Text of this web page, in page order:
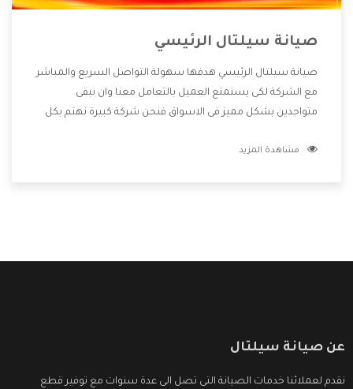
صيانة سيلتال الرئيسي
صيانة سيلتال الرئيسي هدفها سهولة التواصل السريع والمباشر
مع الشركة لكى يستمتع العميل بالتعامل معنا وان نبقى
متواجدين بشكل مميز فى الاسواق فنحن شركة كبيرة نهتم بكل
الشركة بها والتى تكون منها خدمة الصيانة التى تكون من أهم
مشاهدة المزيد
عن صيانة سيلتال
نقدم لعملائنا خدمات الصيانة التى تصل الى عدة سنوات مع توفير قطع